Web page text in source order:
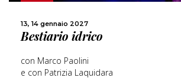
13, 14 gennaio 2027
Bestiario idrico
con Marco Paolini
e con Patrizia Laquidara